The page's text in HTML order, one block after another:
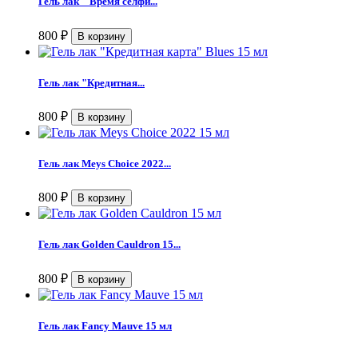
800 ₽
Гель лак "Кредитная...
800 ₽
Гель лак Meys Choice 2022...
800 ₽
Гель лак Golden Cauldron 15...
800 ₽
Гель лак Fancy Mauve 15 мл